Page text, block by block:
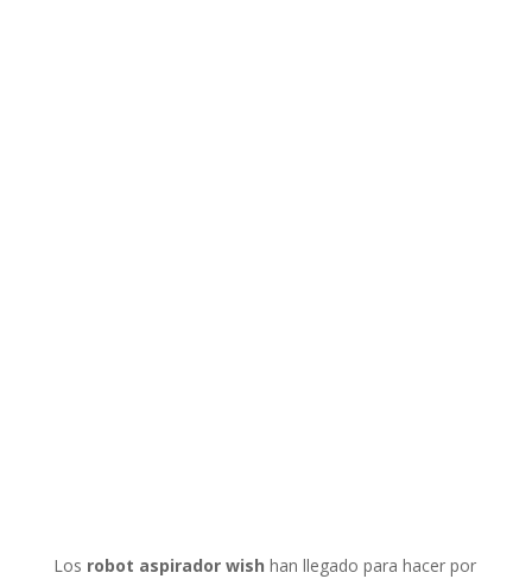
Los robot aspirador wish han llegado para hacer por